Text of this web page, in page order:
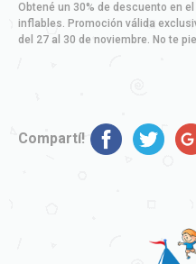
Obtené un 30% de descuento en
inflables. Promoción válida
del 27 al 30 de noviembre. No te
Compartí!